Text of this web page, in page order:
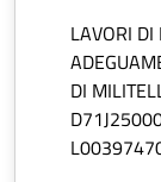
LAVORI
DI